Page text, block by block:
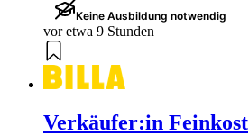
Keine Ausbildung notwendig
vor etwa 9 Stunden
Verkäufer:in Feinkost